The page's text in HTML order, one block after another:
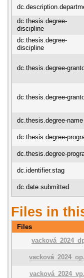
dc.thesis.degree-
discipline
dc.thesis.degree-
discipline
dc.thesis.degree-
dc.thesis.degree-
dc.thesis.degree-name
dc.thesis.degree-
dc.thesis.degree-
dc.identifier.stag
dc.date.submitted
Files in
Files